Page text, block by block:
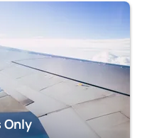
Only